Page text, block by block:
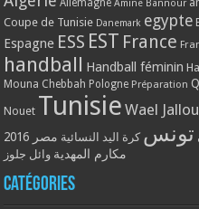
Allemagne Amine Bannour
Coupe de Tunisie Danemark egypte
Espagne ESS EST France
handball Handball féminin
Mouna Chebbah Pologne Préparation
Nouet Tunisie Wael
تونس كرة اليد النسائية مصر 2016
مكارم المهدية وائل جلوز
Catégories